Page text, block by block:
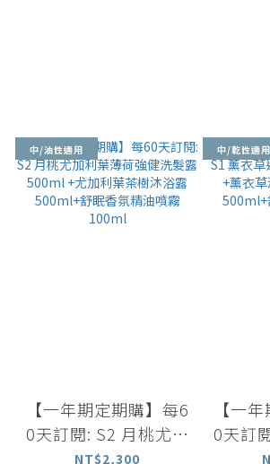
中/油性適用
【一年期定期購】每6
0天訂閱: S2 月桃尤加
利葉薄荷強健洗髮露 5
NT$2,300
中/乾性適用
【一
0天訂
迭香